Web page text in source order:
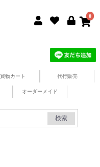
0
買物カート 代行販売
オーダーメイド
検索